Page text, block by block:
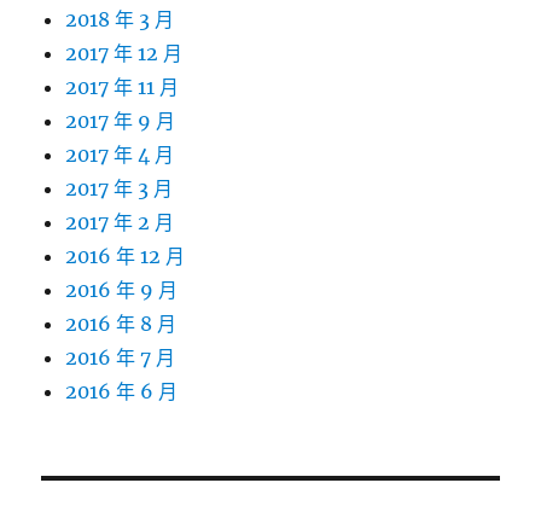
2018 年 3 月
2017 年 12 月
2017 年 11 月
2017 年 9 月
2017 年 4 月
2017 年 3 月
2017 年 2 月
2016 年 12 月
2016 年 9 月
2016 年 8 月
2016 年 7 月
2016 年 6 月